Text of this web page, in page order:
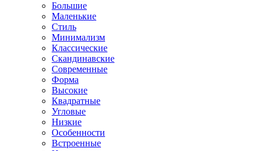
Большие
Маленькие
Стиль
Минимализм
Классические
Скандинавские
Современные
Форма
Высокие
Квадратные
Угловые
Низкие
Особенности
Встроенные